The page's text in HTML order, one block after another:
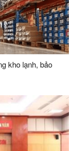
kho lạnh, bảo